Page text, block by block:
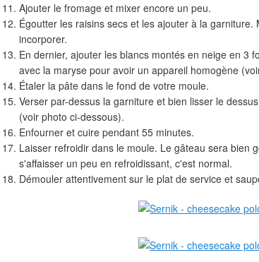
Ajouter le fromage et mixer encore un peu.
Égoutter les raisins secs et les ajouter à la
incorporer.
En dernier, ajouter les blancs montés en neige en 3
avec la maryse pour avoir un appareil homogène
Étaler la pâte dans le fond de votre moule.
Verser par-dessus la garniture et bien lisser le
(voir photo ci-dessous).
Enfourner et cuire pendant 55 minutes.
Laisser refroidir dans le moule. Le gâteau sera bien
s'affaisser un peu en refroidissant, c'est normal.
Démouler attentivement sur le plat de service et